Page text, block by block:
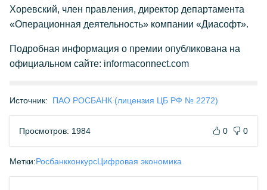
Хоревский, член правления, директор департамента
«Операционная деятельность» компании «Диасофт».
Подробная информация о премии опубликована на
официальном сайте: informaconnect.com
Источник: ПАО РОСБАНК (лицензия ЦБ РФ № 2272)
Просмотров: 1984 0 0
Метки:РосбанкконкурсЦифровая экономика